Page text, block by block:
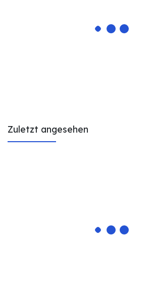
Zuletzt angesehen